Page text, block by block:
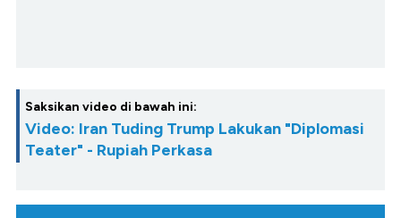
Saksikan video di bawah ini:
Video: Iran Tuding Trump Lakukan "Diplomasi
Teater" - Rupiah Perkasa